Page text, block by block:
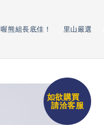
喔熊組長底佳！ 里山嚴選
如欲購買
請洽客服